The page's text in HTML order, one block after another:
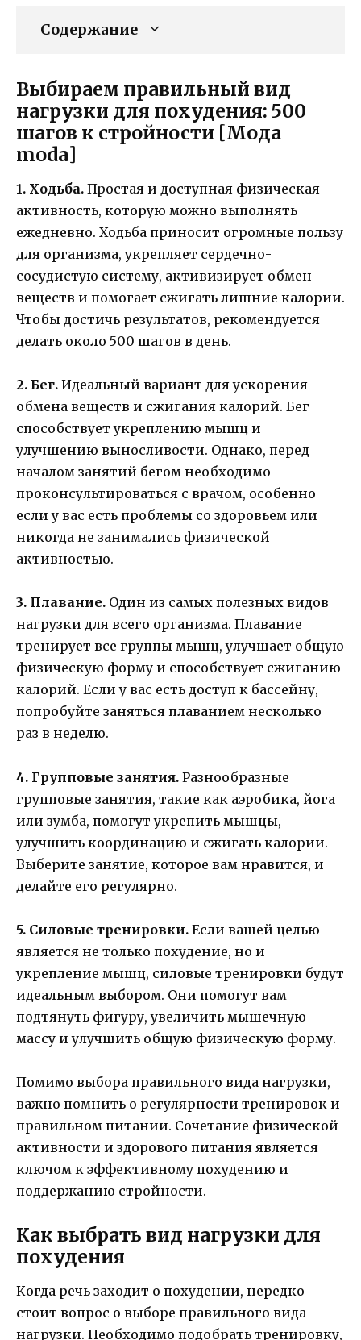
Содержание
Выбираем правильный вид
нагрузки для похудения: 500
шагов к стройности [Мода
moda]
1. Ходьба. Простая и доступная физическая
активность, которую можно выполнять
ежедневно. Ходьба приносит огромные пользу
для организма, укрепляет сердечно-
сосудистую систему, активизирует обмен
веществ и помогает сжигать лишние калории.
Чтобы достичь результатов, рекомендуется
делать около 500 шагов в день.
2. Бег. Идеальный вариант для ускорения
обмена веществ и сжигания калорий. Бег
способствует укреплению мышц и
улучшению выносливости. Однако, перед
началом занятий бегом необходимо
проконсультироваться с врачом, особенно
если у вас есть проблемы со здоровьем или
никогда не занимались физической
активностью.
3. Плавание. Один из самых полезных видов
нагрузки для всего организма. Плавание
тренирует все группы мышц, улучшает общую
физическую форму и способствует сжиганию
калорий. Если у вас есть доступ к бассейну,
попробуйте заняться плаванием несколько
раз в неделю.
4. Групповые занятия. Разнообразные
групповые занятия, такие как аэробика, йога
или зумба, помогут укрепить мышцы,
улучшить координацию и сжигать калории.
Выберите занятие, которое вам нравится, и
делайте его регулярно.
5. Силовые тренировки. Если вашей целью
является не только похудение, но и
укрепление мышц, силовые тренировки будут
идеальным выбором. Они помогут вам
подтянуть фигуру, увеличить мышечную
массу и улучшить общую физическую форму.
Помимо выбора правильного вида нагрузки,
важно помнить о регулярности тренировок и
правильном питании. Сочетание физической
активности и здорового питания является
ключом к эффективному похудению и
поддержанию стройности.
Как выбрать вид нагрузки для
похудения
Когда речь заходит о похудении, нередко
стоит вопрос о выборе правильного вида
нагрузки. Необходимо подобрать тренировку,